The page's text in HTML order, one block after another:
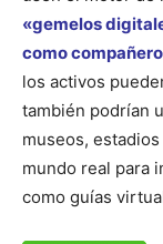
«gemelos
como
los activos
también podrían
museos,
mundo real para
como guías